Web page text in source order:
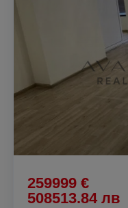
259999 €
508513.84 лв